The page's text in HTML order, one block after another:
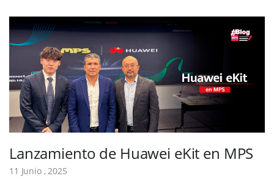
Lanzamiento de Huawei eKit en MPS
11 Junio , 2025